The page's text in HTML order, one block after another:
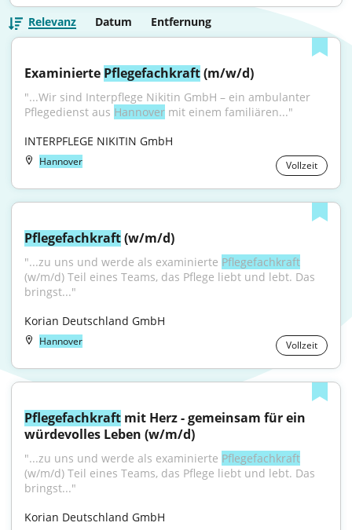
Relevanz Datum Entfernung
Examinierte Pflegefachkraft (m/w/d)
"...Wir sind Interpflege Nikitin GmbH – ein ambulanter
Pflegedienst aus Hannover mit einem familiären..."
INTERPFLEGE NIKITIN GmbH
Hannover Vollzeit
Pflegefachkraft (w/m/d)
"...zu uns und werde als examinierte Pflegefachkraft
(w/m/d) Teil eines Teams, das Pflege liebt und lebt. Das
bringst..."
Korian Deutschland GmbH
Hannover Vollzeit
Pflegefachkraft mit Herz - gemeinsam für ein
würdevolles Leben (w/m/d)
"...zu uns und werde als examinierte Pflegefachkraft
(w/m/d) Teil eines Teams, das Pflege liebt und lebt. Das
bringst..."
Korian Deutschland GmbH